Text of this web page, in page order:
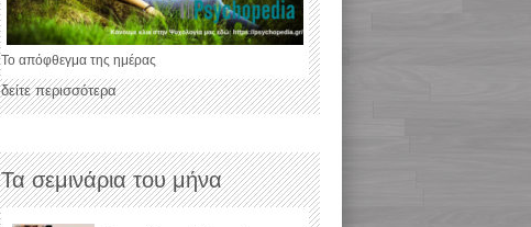
Το απόφθεγμα της ημέρας
δείτε περισσότερα
Τα σεμινάρια του μήνα